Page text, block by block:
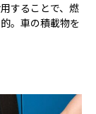
することで、燃
。車の積載物を